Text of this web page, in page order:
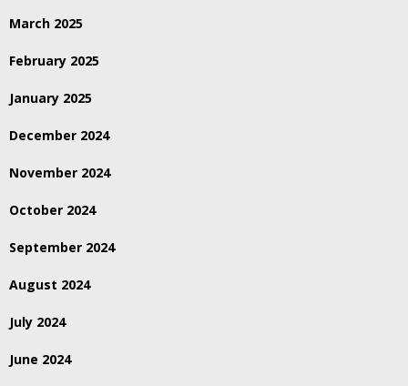
March 2025
February 2025
January 2025
December 2024
November 2024
October 2024
September 2024
August 2024
July 2024
June 2024